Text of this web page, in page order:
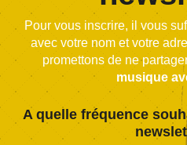
Pour vous inscrire, il vous
avec votre nom et votre
promettons de ne
musique
A quelle fréquence